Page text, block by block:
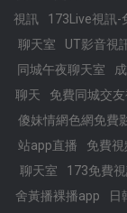
視訊
173Live視訊-
聊天室
UT影音視
同城午夜聊天室
聊天
免費同城交
傻妹情網色網免費
站app直播
免費
聊天室
173免費
舍黃播裸播app
日